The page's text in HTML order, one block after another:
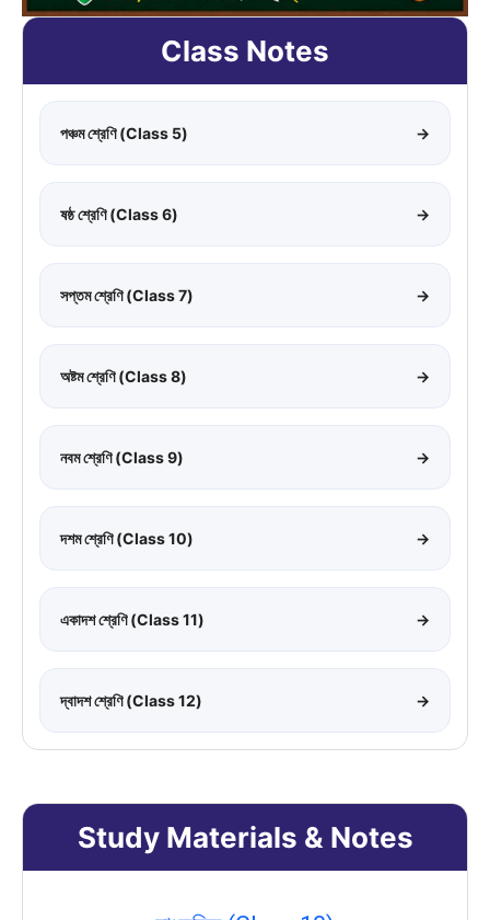
Class Notes
পঞ্চম শ্রেণি (Class 5) →
ষষ্ঠ শ্রেণি (Class 6) →
সপ্তম শ্রেণি (Class 7) →
অষ্টম শ্রেণি (Class 8) →
নবম শ্রেণি (Class 9) →
দশম শ্রেণি (Class 10) →
একাদশ শ্রেণি (Class 11) →
দ্বাদশ শ্রেণি (Class 12) →
Study Materials & Notes